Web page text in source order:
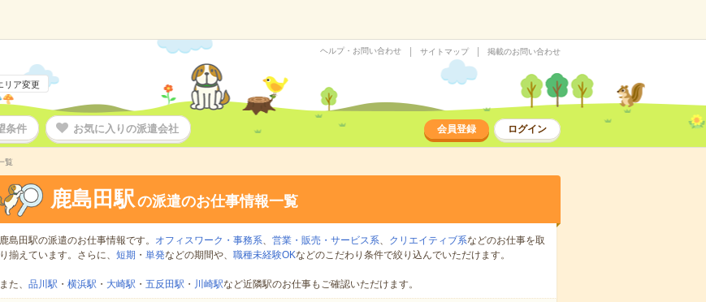
リア変更
ヘルプ・お問い合わせ サイトマップ 掲載のお問い合わせ
条件 お気に入りの派遣会社 会員登録 ログイン
覧
鹿島田駅の派遣のお仕事情報一覧
鹿島田駅の派遣のお仕事情報です。 オフィスワーク・事務系、 営業・販売・サービス系、 クリエイティブ系などのお仕事を取
り揃えています。さらに、 短期 ・ 単発などの期間や、 職種未経験OKなどのこだわり条件で絞り込んでいただけます。
また、 品川駅 ・ 横浜駅 ・ 大崎駅 ・ 五反田駅 ・ 川崎駅など近隣駅のお仕事もご確認いただけます。